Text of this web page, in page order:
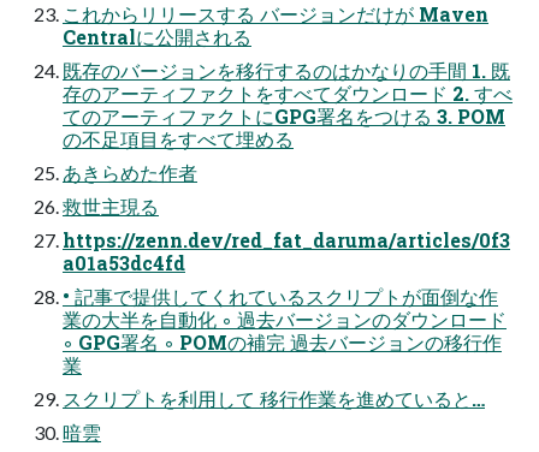
これからリリースする バージョンだけが Maven
Centralに公開される
既存のバージョンを移行するのはかなりの手間 1. 既
存のアーティファクトをすべてダウンロード 2. すべ
てのアーティファクトにGPG署名をつける 3. POM
の不足項目をすべて埋める
あきらめた作者
救世主現る
https://zenn.dev/red_fat_daruma/articles/0f3
a01a53dc4fd
• 記事で提供してくれているスクリプトが面倒な作
業の大半を自動化 ◦ 過去バージョンのダウンロード
◦ GPG署名 ◦ POMの補完 過去バージョンの移行作
業
スクリプトを利用して 移行作業を進めていると…
暗雲